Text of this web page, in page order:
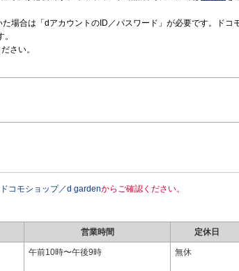
場合は「dアカウントのID／パスワード」が必要です。ドコ
さい。
ドコモショップ／d gardenからご確認ください。
営業時間 定休日
午前10時〜午後9時 無休